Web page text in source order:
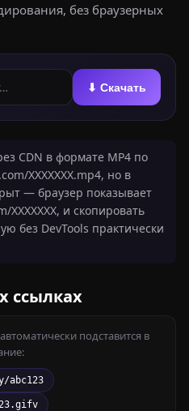
без браузерных
⬇ Скачать
CDN в формате MP4 по
XXXXXXX.mp4, но в
— браузер показывает
и скопировать
без DevTools практически
ссылках
подставится в
abc123